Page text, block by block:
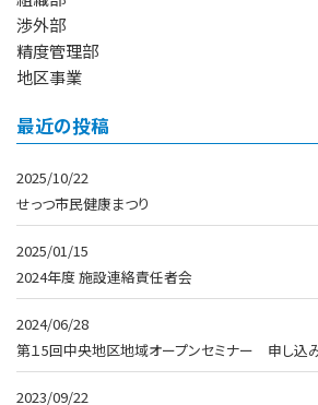
渉外部
精度管理部
地区事業
最近の投稿
2025/10/22
せっつ市民健康まつり
2025/01/15
2024年度 施設連絡責任者会
2024/06/28
第１5回中央地区地域オープンセミナー 申し込
2023/09/22